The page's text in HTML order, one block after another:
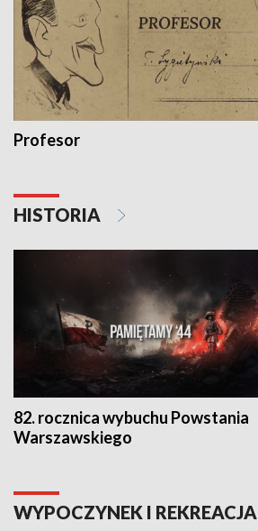
Profesor
HISTORIA
82. rocznica wybuchu Powstania
Warszawskiego
WYPOCZYNEK I REKREACJA